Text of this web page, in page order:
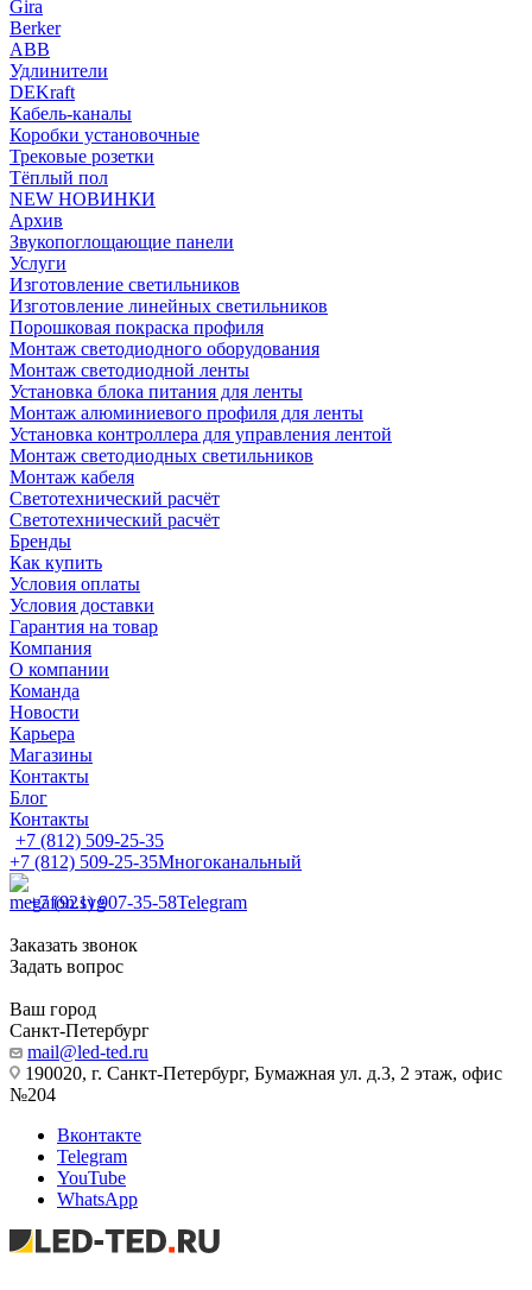
Gira
Berker
ABB
Удлинители
DEKraft
Кабель-каналы
Коробки установочные
Трековые розетки
Тёплый пол
NEW НОВИНКИ
Архив
Звукопоглощающие панели
Услуги
Изготовление светильников
Изготовление линейных светильников
Порошковая покраска профиля
Монтаж светодиодного оборудования
Монтаж светодиодной ленты
Установка блока питания для ленты
Монтаж алюминиевого профиля для ленты
Установка контроллера для управления лентой
Монтаж светодиодных светильников
Монтаж кабеля
Светотехнический расчёт
Светотехнический расчёт
Бренды
Как купить
Условия оплаты
Условия доставки
Гарантия на товар
Компания
О компании
Команда
Новости
Карьера
Магазины
Контакты
Блог
Контакты
+7 (812) 509-25-35
+7 (812) 509-25-35Многоканальный
+7 (921) 907-35-58Telegram
Заказать звонок
Задать вопрос
Ваш город
Санкт-Петербург
mail@led-ted.ru
190020, г. Санкт-Петербург, Бумажная ул. д.3, 2 этаж, офис
№204
Вконтакте
Telegram
YouTube
WhatsApp